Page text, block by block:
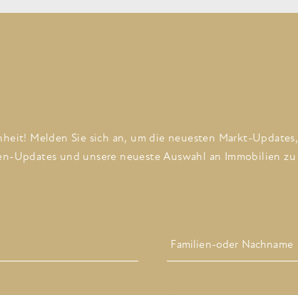
Melden Sie sich an, um die neuesten Markt-Updates,
Updates und unsere neueste Auswahl an Immobilien zu